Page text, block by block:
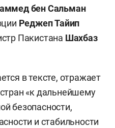
бен Сальман
РеджепТайип
Пакистана Шахбаз
в тексте, отражает
«к дальнейшему
безопасности,
и стабильности